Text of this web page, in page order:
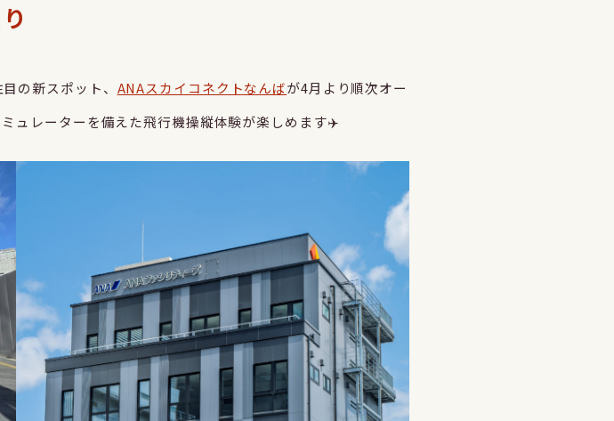
の新スポット、 ANAスカイコネクトなんばが4月より順次オー
ュレーターを備えた飛行機操縦体験が楽しめます✈️